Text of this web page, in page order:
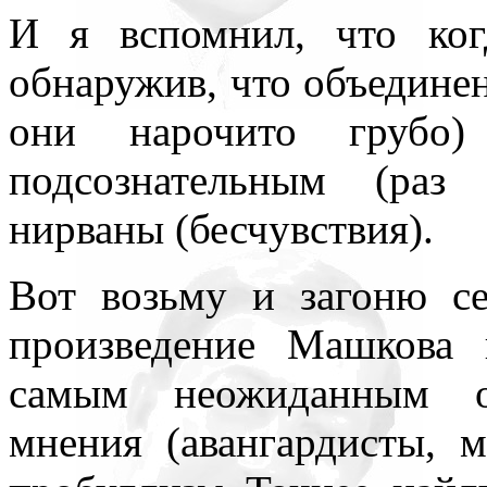
всюду применял как чисто
противопоставляя
подсознательное часто
то обеспечивает любое
одна его часть, которая –
подсознаний автора и
поводу. По
подсознаний в
то, знаемом и рожденном
И я вспомнил, что
обнаружив, что
они нарочито
подсознательным
нирваны (бесчувствия).
Вот возьму и загоню
произведение
самым неожиданным
мнения (авангардисты,